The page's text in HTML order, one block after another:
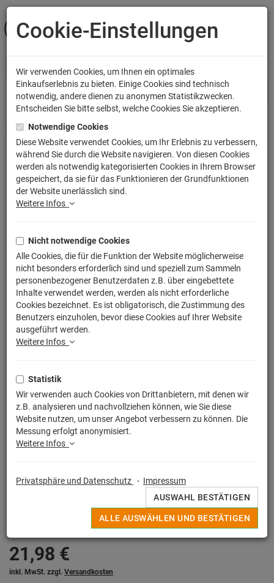
ANMELDEN
Battlestar Viper Symbol Logo Kissen
mit Füllung 40x40cm
Artikelnummer: TLM2339P
Egal ob witziger Spruch, buntes Motiv oder Lizensierter Print, alle
Deine originellen Kissen werden in Deutschland unter strengen
Qualitätskontrollen hochwertig im Sieb - / Digitaldruckverfahren
21,98 €
inkl. MwSt. zzgl. Versandkosten
Cookie-Einstellungen
Wir verwenden Cookies, um Ihnen ein optimales
Einkaufserlebnis zu bieten. Einige Cookies sind technisch
notwendig, andere dienen zu anonymen Statistikzwecken.
Entscheiden Sie bitte selbst, welche Cookies Sie akzeptieren.
Notwendige Cookies
Diese Website verwendet Cookies, um Ihr Erlebnis zu verbessern,
während Sie durch die Website navigieren. Von diesen Cookies
werden als notwendig kategorisierten Cookies in Ihrem Browser
gespeichert, da sie für das Funktionieren der Grundfunktionen
der Website unerlässlich sind.
Weitere Infos
Nicht notwendige Cookies
Alle Cookies, die für die Funktion der Website möglicherweise
nicht besonders erforderlich sind und speziell zum Sammeln
personenbezogener Benutzerdaten z.B. über eingebettete
Inhalte verwendet werden, werden als nicht erforderliche
Cookies bezeichnet. Es ist obligatorisch, die Zustimmung des
Benutzers einzuholen, bevor diese Cookies auf Ihrer Website
ausgeführt werden.
Weitere Infos
Statistik
Wir verwenden auch Cookies von Drittanbietern, mit denen wir
z.B. analysieren und nachvollziehen können, wie Sie diese
Website nutzen, um unser Angebot verbessern zu können. Die
Messung erfolgt anonymisiert.
Weitere Infos
Privatsphäre und Datenschutz - Impressum
AUSWAHL BESTÄTIGEN
ALLE AUSWÄHLEN UND BESTÄTIGEN